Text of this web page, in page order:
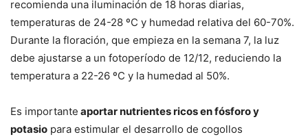
recomienda una iluminación de 18 horas diarias,
temperaturas de 24-28 ºC y humedad relativa del 60-70%.
Durante la floración, que empieza en la semana 7, la luz
debe ajustarse a un fotoperíodo de 12/12, reduciendo la
temperatura a 22-26 ºC y la humedad al 50%.
Es importante aportar nutrientes ricos en fósforo y
potasio para estimular el desarrollo de cogollos